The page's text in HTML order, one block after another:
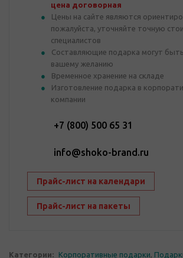
цена договорная
Цены на сайте являются
пожалуйста, уточняйте точную
специалистов
Составляющие подарка могут
вашему желанию
Временное хранение на складе
Изготовление подарка в
компании
+7 (800) 500 65 31
info@shoko-brand.ru
Прайс-лист на календари
Прайс-лист на пакеты
Категории: Корпоративные подарки,